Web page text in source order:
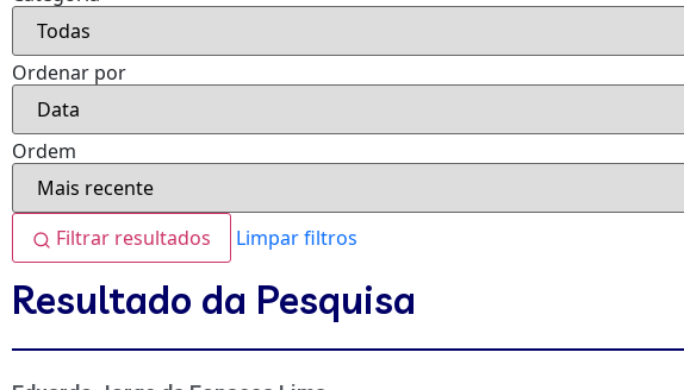
Ordenar por
Ordem
Filtrar resultados Limpar filtros
Resultado da Pesquisa